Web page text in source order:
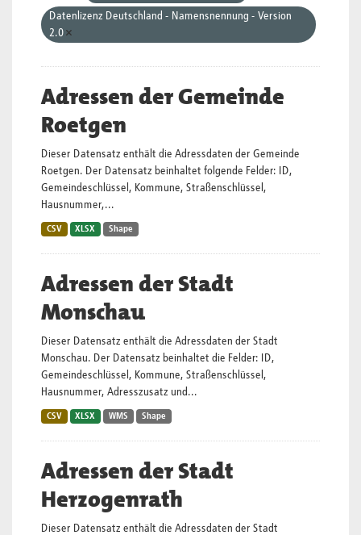
Datenlizenz Deutschland - Namensnennung - Version
2.0
Adressen der Gemeinde
Roetgen
Dieser Datensatz enthält die Adressdaten der Gemeinde
Roetgen. Der Datensatz beinhaltet folgende Felder: ID,
Gemeindeschlüssel, Kommune, Straßenschlüssel,
Hausnummer,...
CSV XLSX Shape
Adressen der Stadt
Monschau
Dieser Datensatz enthält die Adressdaten der Stadt
Monschau. Der Datensatz beinhaltet die Felder: ID,
Gemeindeschlüssel, Kommune, Straßenschlüssel,
Hausnummer, Adresszusatz und...
CSV XLSX WMS Shape
Adressen der Stadt
Herzogenrath
Dieser Datensatz enthält die Adressdaten der Stadt